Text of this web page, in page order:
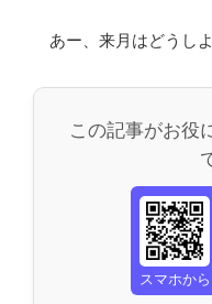
あー、来月はどうしよ
この記事がお役
スマホから